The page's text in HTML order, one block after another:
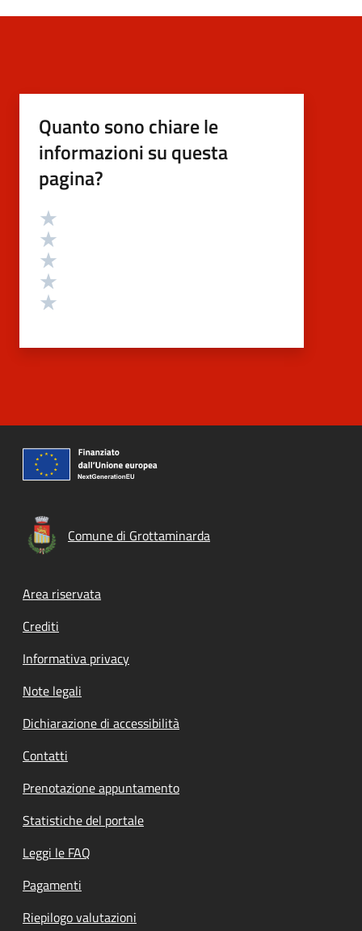
Quanto sono chiare le
informazioni su questa
pagina?
Valutazione
Comune di Grottaminarda
Footer menu
Area riservata
Crediti
Informativa privacy
Note legali
Dichiarazione di accessibilità
Contatti
Prenotazione appuntamento
Statistiche del portale
Leggi le FAQ
Pagamenti
Riepilogo valutazioni